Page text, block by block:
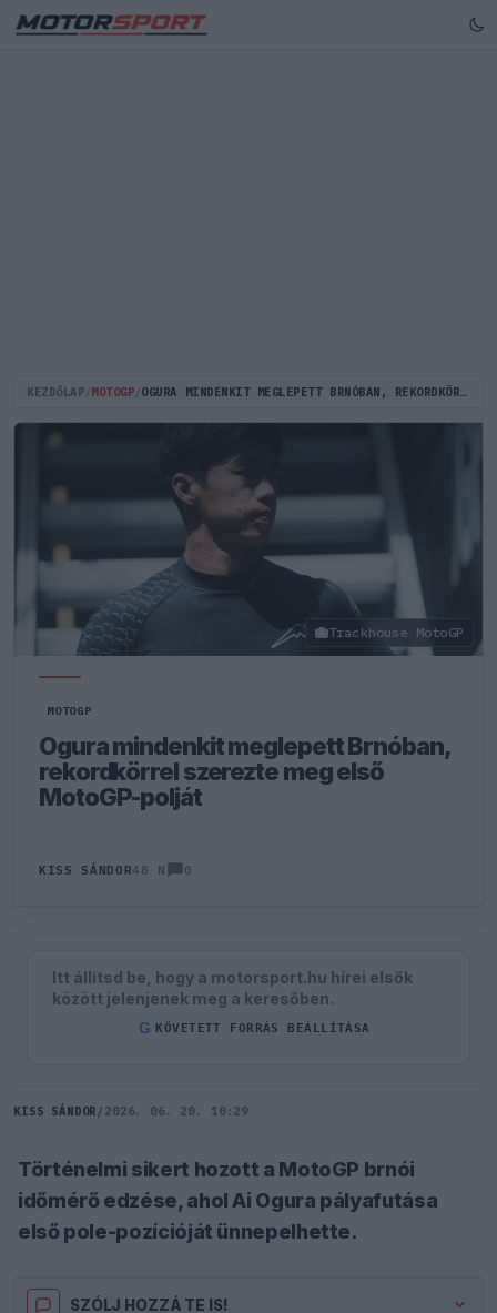
KEZDŐLAP MOTOGP OGURA MINDENKIT MEGLEPETT BRNÓBAN, REKORDKÖRREL SZEREZTE MEG ELSŐ MOTOGP-POLJÁT
Trackhouse MotoGP
MOTOGP
Ogura mindenkit meglepett Brnóban,
rekordkörrel szerezte meg első
MotoGP-polját
KISS SÁNDOR48 N 0
Itt állítsd be, hogy a motorsport.hu hírei elsők
között jelenjenek meg a keresőben.
G KÖVETETT FORRÁS BEÁLLÍTÁSA
KISS SÁNDOR / 2026. 06. 20. 10:29
Történelmi sikert hozott a MotoGP brnói
időmérő edzése, ahol Ai Ogura pályafutása
első pole-pozícióját ünnepelhette.
SZÓLJ HOZZÁ TE IS!